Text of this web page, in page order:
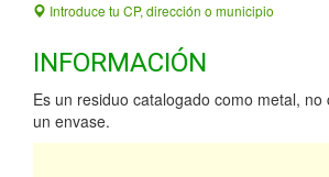
Introduce tu CP, dirección o municipio
INFORMACIÓN
Es un residuo catalogado como metal, no
un envase.